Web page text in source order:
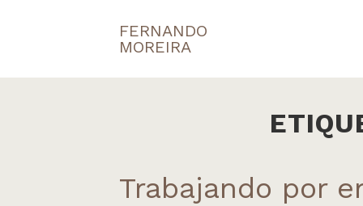
FERNANDO
MOREIRA
Trabajando por